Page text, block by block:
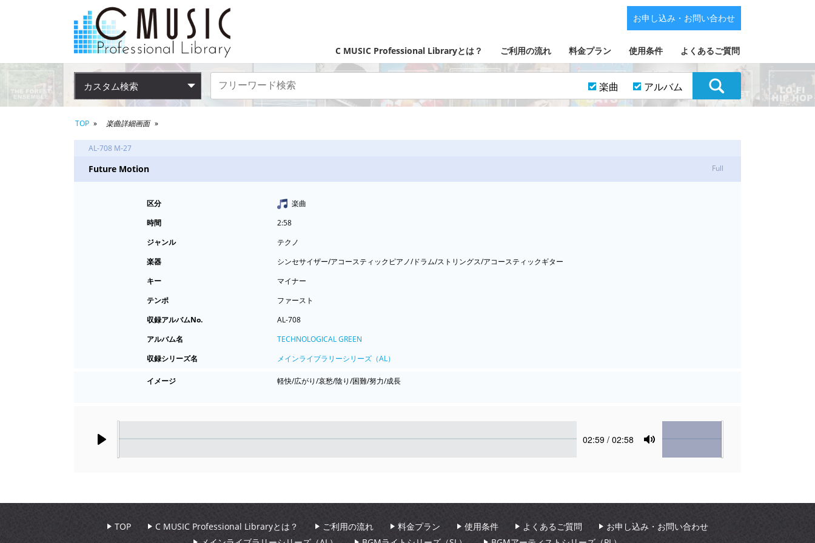
C MUSIC Professional Libraryとは？ ご利用の流れ 料金プラン 使用条件 よくあるご質問
お申し込み・お問い合わせ
カスタム検索 楽曲 アルバム
TOP 楽曲詳細画面
AL-708 M-27
Future Motion Full
区分
楽曲
時間
2:58
ジャンル
テクノ
楽器
シンセサイザー/アコースティックピアノ/ドラム/ストリングス/アコースティックギター
キー
マイナー
テンポ
ファースト
収録アルバムNo.
AL-708
アルバム名
TECHNOLOGICAL GREEN
収録シリーズ名
メインライブラリーシリーズ（AL）
イメージ 軽快/広がり/哀愁/陰り/困難/努力/成長
Current
02:59 / 02:58
Mute
Volume
TOP C MUSIC Professional Libraryとは？ ご利用の流れ 料金プラン 使用条件 よくあるご質問
お申し込み・お問い合わせ